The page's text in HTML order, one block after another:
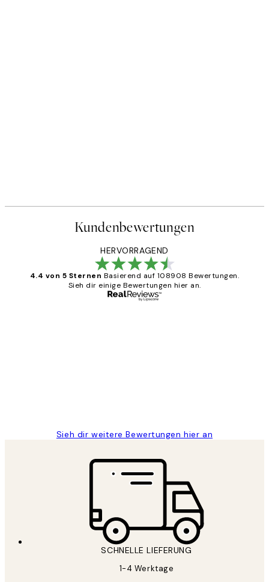
Kundenbewertungen
HERVORRAGEND
4.4 von 5 Sternen Basierend auf 108908 Bewertungen.
Sieh dir einige Bewertungen hier an.
Sieh dir weitere Bewertungen hier an
SCHNELLE LIEFERUNG
1-4 Werktage